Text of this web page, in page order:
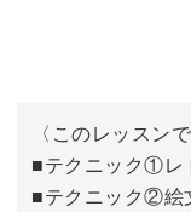
しむワザもご紹介
づくりにも活用い
〈このレッスン
■テクニック①レ
■テクニック②絵